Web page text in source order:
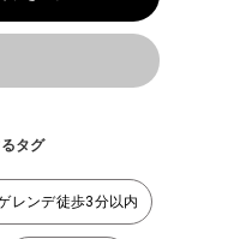
タグ
レンデ徒歩3分以内